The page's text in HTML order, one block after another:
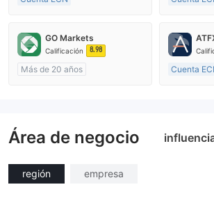
Supervisión en Australia
Licencia completa de MT4
GO Markets
Calificación 8.98
Más de 20 años
Cuenta
Licencia
Área de negocio
región empresa